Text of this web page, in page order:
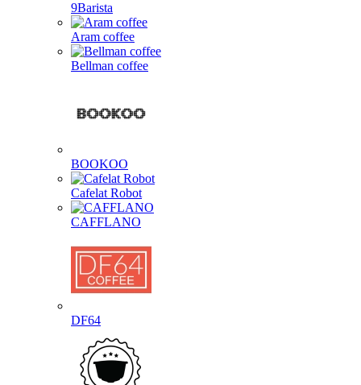
9Barista
Aram coffee
Bellman coffee
BOOKOO
Cafelat Robot
CAFFLANO
DF64